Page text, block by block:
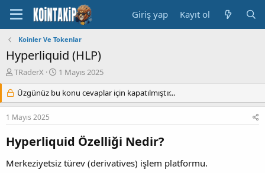
Giriş yap Kayıt ol
Koinler Ve Tokenlar
Hyperliquid (HLP)
K
n
u
y
B
a
l
TRaderX
B
ş
l
ı
t
1 Mayıs 2025
Üzgünüz bu konu cevaplar için kapatılmıştır...
1 Mayıs 2025
Hyperliquid Özelliği Nedir?
Merkeziyetsiz türev (derivatives) işlem platformu.